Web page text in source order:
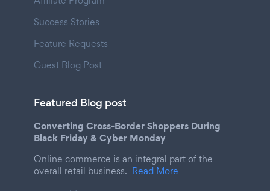
Success Stories
Feature Requests
Guest Blog Post
Featured Blog post
Converting Cross-Border Shoppers During
Black Friday & Cyber Monday
Online commerce is an integral part of the
overall retail business. Read More